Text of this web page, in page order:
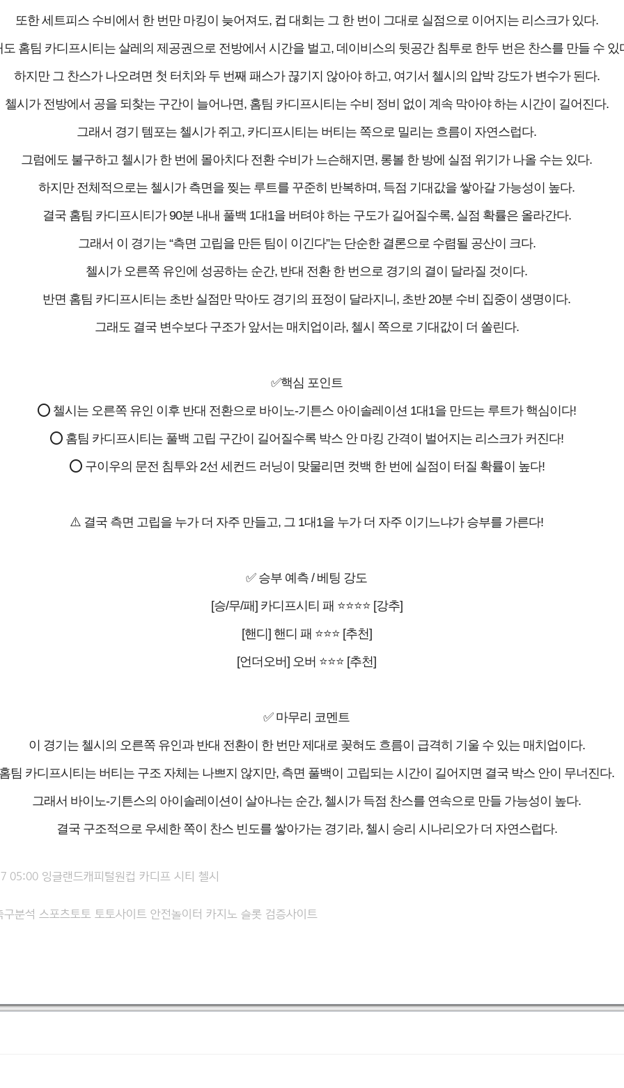
또한 세트피스 수비에서 한 번만 마킹이 늦어져도, 컵 대회는 그 한 번이 그대로 실점으로 이어지는 리스크가 있다.
도 홈팀 카디프시티는 살레의 제공권으로 전방에서 시간을 벌고, 데이비스의 뒷공간 침투로 한두 번은 찬스를 만들 수 있
하지만 그 찬스가 나오려면 첫 터치와 두 번째 패스가 끊기지 않아야 하고, 여기서 첼시의 압박 강도가 변수가 된다.
첼시가 전방에서 공을 되찾는 구간이 늘어나면, 홈팀 카디프시티는 수비 정비 없이 계속 막아야 하는 시간이 길어진다.
그래서 경기 템포는 첼시가 쥐고, 카디프시티는 버티는 쪽으로 밀리는 흐름이 자연스럽다.
그럼에도 불구하고 첼시가 한 번에 몰아치다 전환 수비가 느슨해지면, 롱볼 한 방에 실점 위기가 나올 수는 있다.
하지만 전체적으로는 첼시가 측면을 찢는 루트를 꾸준히 반복하며, 득점 기대값을 쌓아갈 가능성이 높다.
결국 홈팀 카디프시티가 90분 내내 풀백 1대1을 버텨야 하는 구도가 길어질수록, 실점 확률은 올라간다.
그래서 이 경기는 “측면 고립을 만든 팀이 이긴다”는 단순한 결론으로 수렴될 공산이 크다.
첼시가 오른쪽 유인에 성공하는 순간, 반대 전환 한 번으로 경기의 결이 달라질 것이다.
반면 홈팀 카디프시티는 초반 실점만 막아도 경기의 표정이 달라지니, 초반 20분 수비 집중이 생명이다.
그래도 결국 변수보다 구조가 앞서는 매치업이라, 첼시 쪽으로 기대값이 더 쏠린다.
✅핵심 포인트
⭕ 첼시는 오른쪽 유인 이후 반대 전환으로 바이노-기튼스 아이솔레이션 1대1을 만드는 루트가 핵심이다!
⭕ 홈팀 카디프시티는 풀백 고립 구간이 길어질수록 박스 안 마킹 간격이 벌어지는 리스크가 커진다!
⭕ 구이우의 문전 침투와 2선 세컨드 러닝이 맞물리면 컷백 한 번에 실점이 터질 확률이 높다!
⚠️ 결국 측면 고립을 누가 더 자주 만들고, 그 1대1을 누가 더 자주 이기느냐가 승부를 가른다!
✅ 승부 예측 / 베팅 강도
[승/무/패] 카디프시티 패 ⭐⭐⭐⭐ [강추]
[핸디] 핸디 패 ⭐⭐⭐ [추천]
[언더오버] 오버 ⭐⭐⭐ [추천]
✅ 마무리 코멘트
이 경기는 첼시의 오른쪽 유인과 반대 전환이 한 번만 제대로 꽂혀도 흐름이 급격히 기울 수 있는 매치업이다.
팀 카디프시티는 버티는 구조 자체는 나쁘지 않지만, 측면 풀백이 고립되는 시간이 길어지면 결국 박스 안이 무너진다.
그래서 바이노-기튼스의 아이솔레이션이 살아나는 순간, 첼시가 득점 찬스를 연속으로 만들 가능성이 높다.
결국 구조적으로 우세한 쪽이 찬스 빈도를 쌓아가는 경기라, 첼시 승리 시나리오가 더 자연스럽다.
05:00 잉글랜드캐피털원컵 카디프 시티 첼시
구분석 스포츠토토 토토사이트 안전놀이터 카지노 슬롯 검증사이트